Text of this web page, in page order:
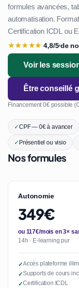
formules avancées,
automatisation.
Certification ICDL ou
★★★★★ 4,8/5•de
Voir les
Être conseillé
Financement 0€ possible
✓CPF — 0€ à avancer
✓Présentiel ou visio
Nos formules
Autonomie
349€
ou 117€/mois en 3×
14h · E-learning pur
✓Accès plateforme
✓Supports de cours
✓Certification ICDL